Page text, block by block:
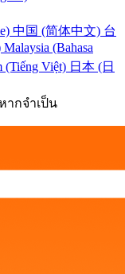
中国 (简体中文) 台
Malaysia (Bahasa
(Tiếng Việt) 日本 (日
กจำเป็น